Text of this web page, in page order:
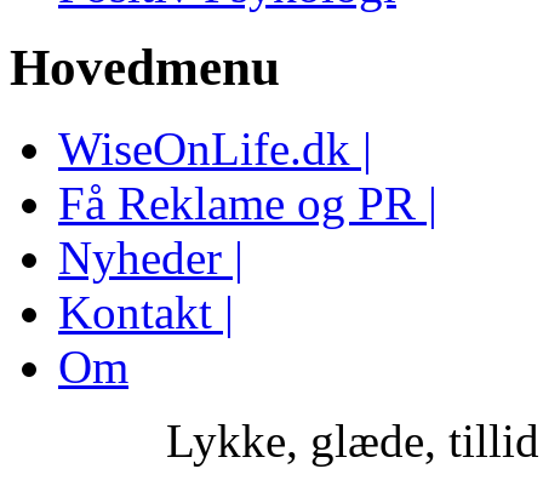
Hovedmenu
WiseOnLife.dk |
Få Reklame og PR |
Nyheder |
Kontakt |
Om
Lykke, glæde,